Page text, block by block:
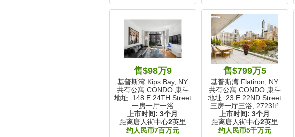
售$98万9
基普斯湾 Kips Bay, NY
共有公寓 CONDO 康斗
地址: 148 E 24TH Street
一房一厅一浴
上市时间:3个月
距离唐人街中心2英里
约人民币7百万元
售$799万5
基普斯湾 Flatiron, NY
共有公寓 CONDO 康斗
地址: 23 E 22ND Street
三房一厅三浴, 2723ft²
上市时间:3个月
距离唐人街中心2英里
约人民币5千万元